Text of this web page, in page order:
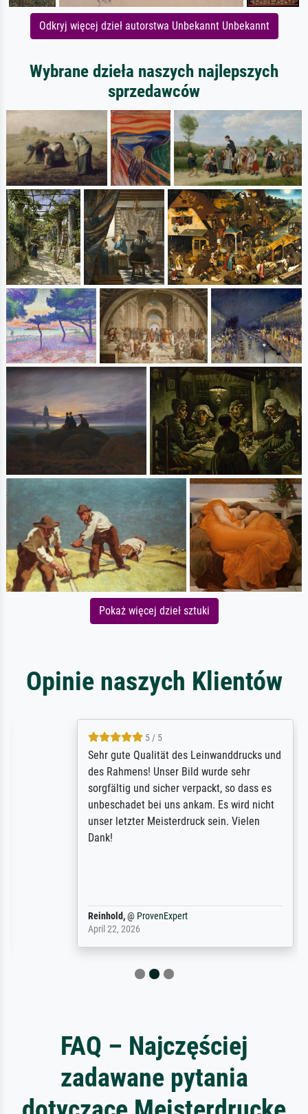
Odkryj więcej dzieł autorstwa Unbekannt Unbekannt
Wybrane dzieła naszych najlepszych
sprzedawców
Pokaż więcej dzieł sztuki
Opinie naszych Klientów
5 / 5
Sehr gute Qualität des Leinwanddrucks und
des Rahmens! Unser Bild wurde sehr
sorgfältig und sicher verpackt, so dass es
unbeschadet bei uns ankam. Es wird nicht
unser letzter Meisterdruck sein. Vielen
Reinhold,@ProvenExpert
April 22, 2026
FAQ – Najczęściej
zadawane pytania